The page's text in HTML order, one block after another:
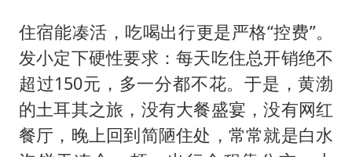
住宿能凑活，吃喝出行更是严格“控费”。
发小定下硬性要求：每天吃住总开销绝不
超过150元，多一分都不花。于是，黄渤
的土耳其之旅，没有大餐盛宴，没有网红
餐厅，晚上回到简陋住处，常常就是白水